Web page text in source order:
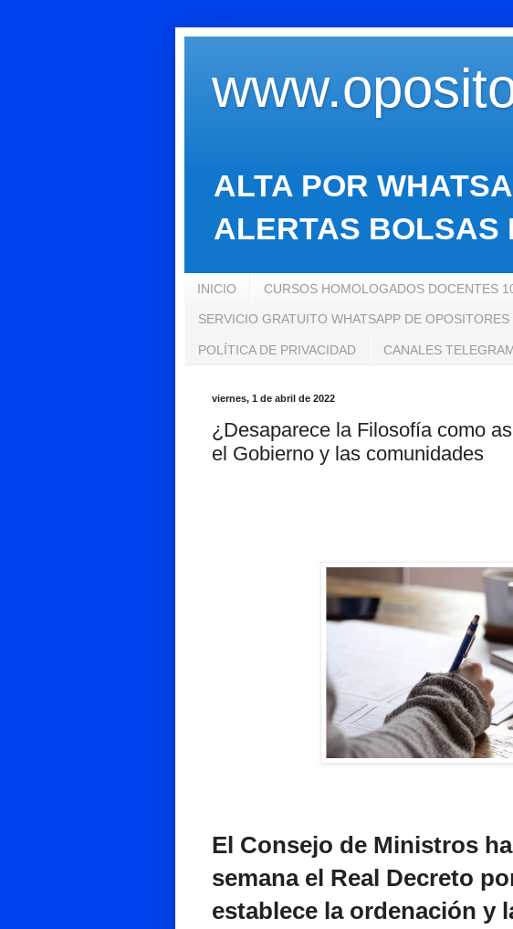
ALTA POR
ALERTAS BOLSAS
INICIO CURSOS HOMOLOGADOS DOCENTES
SERVICIO GRATUITO WHATSAPP DE
POLÍTICA DE PRIVACIDAD CANALES
viernes, 1 de abril de 2022
¿Desaparece la Filosofía como
el Gobierno y las comunidades
El Consejo de Ministros
semana el Real Decreto
establece la ordenación y